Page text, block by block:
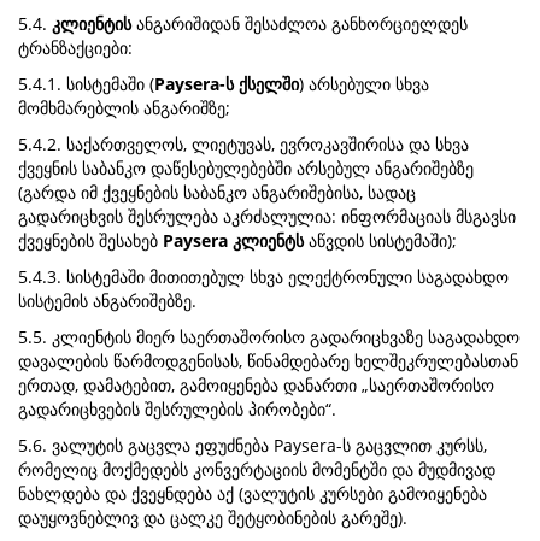
5.4. კლიენტისანგარიშიდან შესაძლოა განხორციელდეს
ტრანზაქციები:
5.4.1. სისტემაში (Paysera-ს ქსელში) არსებული სხვა
მომხმარებლის ანგარიშზე;
5.4.2. საქართველოს, ლიეტუვას, ევროკავშირისა და სხვა
ქვეყნის საბანკო დაწესებულებებში არსებულ ანგარიშებზე
(გარდა იმ ქვეყნების საბანკო ანგარიშებისა, სადაც
გადარიცხვის შესრულება აკრძალულია: ინფორმაციას მსგავსი
ქვეყნების შესახებ Paysera კლიენტსაწვდის სისტემაში);
5.4.3. სისტემაში მითითებულ სხვა ელექტრონული საგადახდო
სისტემის ანგარიშებზე.
5.5. კლიენტის მიერ საერთაშორისო გადარიცხვაზე საგადახდო
დავალების წარმოდგენისას, წინამდებარე ხელშეკრულებასთან
ერთად, დამატებით, გამოიყენება დანართი „საერთაშორისო
გადარიცხვების შესრულების პირობები“.
5.6. ვალუტის გაცვლა ეფუძნება Paysera-ს გაცვლით კურსს,
რომელიც მოქმედებს კონვერტაციის მომენტში და მუდმივად
ნახლდება და ქვეყნდება აქ (ვალუტის კურსები გამოიყენება
დაუყოვნებლივ და ცალკე შეტყობინების გარეშე).